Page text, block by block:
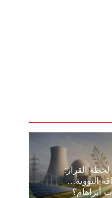
لحظة القرار:
النووية…
أبراهام؟